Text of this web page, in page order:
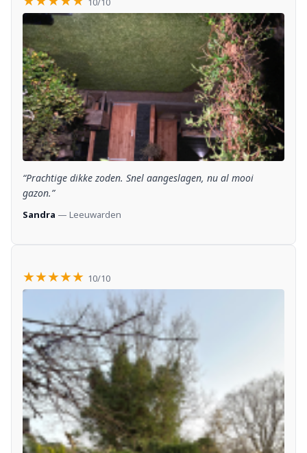
“Prachtige dikke zoden. Snel aangeslagen, nu al mooi
gazon.”
Sandra — Leeuwarden
★★★★★ 10/10